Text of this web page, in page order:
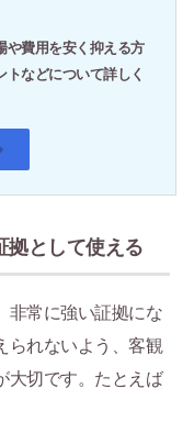
や費用を安く抑える方
などについて詳しく
拠として使える
非常に強い証拠にな
られないよう、客観
大切です。たとえば